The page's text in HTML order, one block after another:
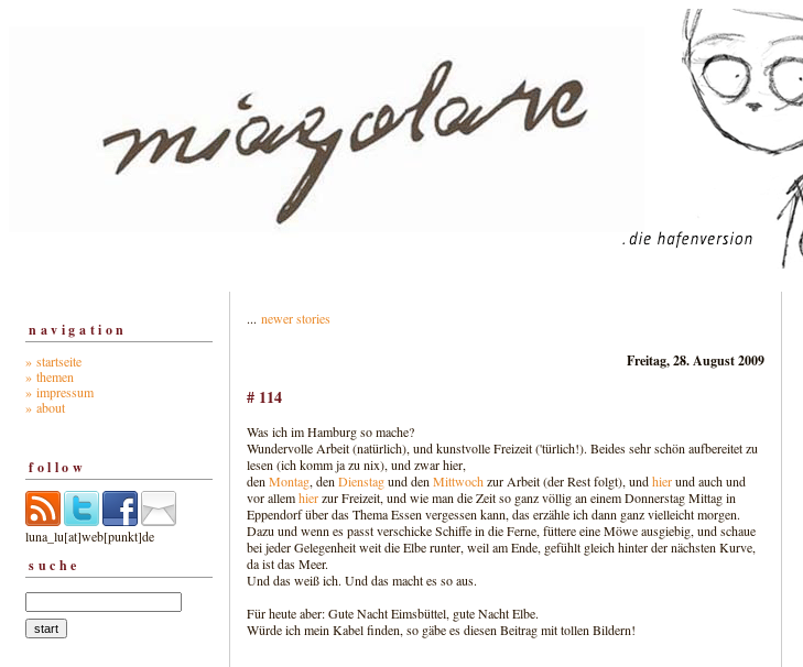
navigation
» startseite
» themen
» impressum
» about
follow
luna_lu[at]web[punkt]de
suche
... newer stories
Freitag, 28. August 2009
# 114
Was ich im Hamburg so mache?
Wundervolle Arbeit (natürlich), und kunstvolle Freizeit ('türlich!). Beides sehr schön aufbereitet zu
lesen (ich komm ja zu nix), und zwar hier,
den Montag, den Dienstagund den Mittwochzur Arbeit (der Rest folgt), undhierund auch und
vor allemhierzur Freizeit, und wie man die Zeit so ganz völlig an einem Donnerstag Mittag in
Eppendorf über das Thema Essen vergessen kann, das erzähle ich dann ganz vielleicht morgen.
Dazu und wenn es passt verschicke Schiffe in die Ferne, füttere eine Möwe ausgiebig, und schaue
bei jeder Gelegenheit weit die Elbe runter, weil am Ende, gefühlt gleich hinter der nächsten Kurve,
da ist das Meer.
Und das weiß ich. Und das macht es so aus.
Für heute aber: Gute Nacht Eimsbüttel, gute Nacht Elbe.
Würde ich mein Kabel finden, so gäbe es diesen Beitrag mit tollen Bildern!